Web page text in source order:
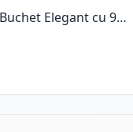
Buchet Elegant cu 9